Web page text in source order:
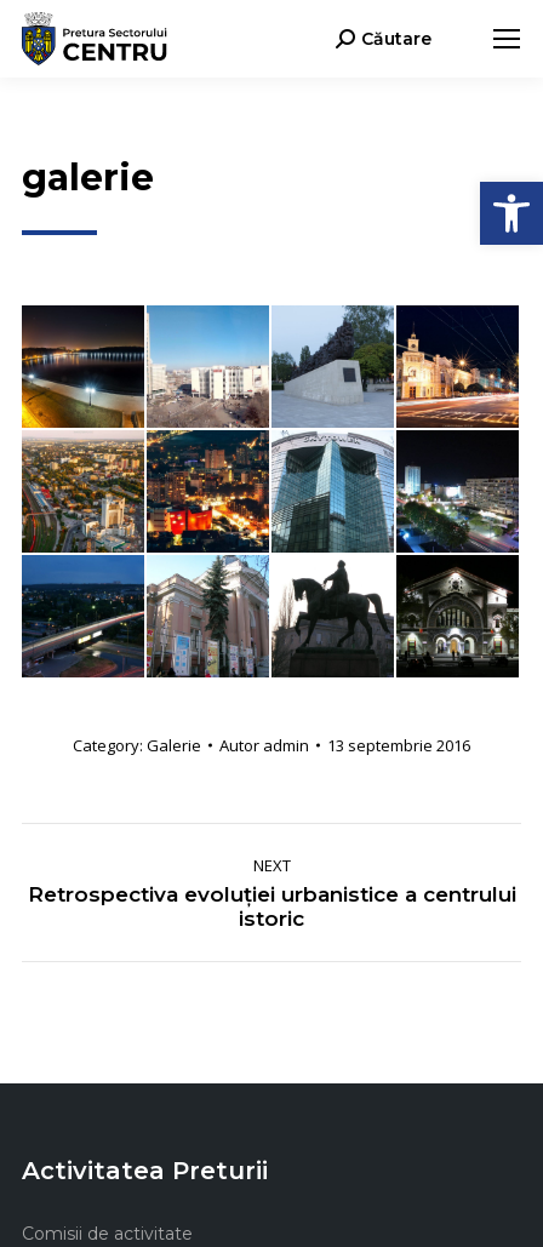
Search:Căutare
galerie
Category: Galerie Autor admin 13 septembrie 2016
navigation
NEXT
Next
Retrospectiva evoluţiei urbanistice a centrului
istoric
Activitatea Preturii
Comisii de activitate